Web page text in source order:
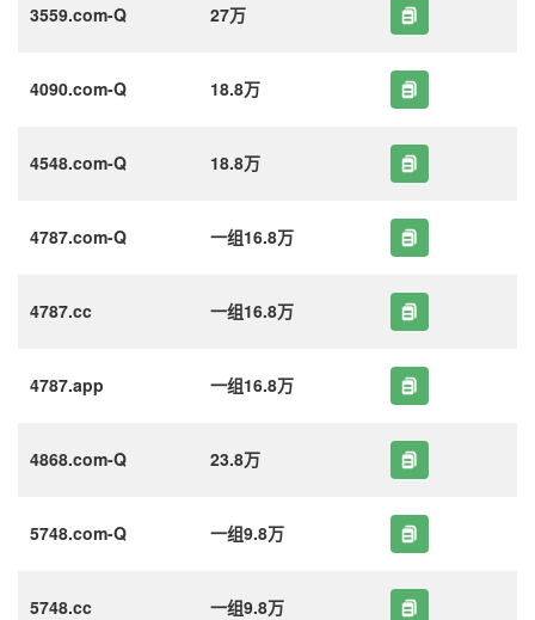
3559.com-Q 27万
4090.com-Q 18.8万
4548.com-Q 18.8万
4787.com-Q 一组16.8万
4787.cc 一组16.8万
4787.app 一组16.8万
4868.com-Q 23.8万
5748.com-Q 一组9.8万
5748.cc 一组9.8万